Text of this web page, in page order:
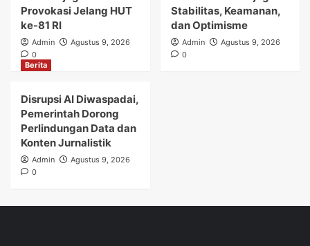
Provokasi Jelang HUT
ke-81 RI
Admin
Agustus 9, 2026
0
Stabilitas, Keamanan,
dan Optimisme
Admin
Agustus 9, 2026
0
Berita
Disrupsi AI Diwaspadai,
Pemerintah Dorong
Perlindungan Data dan
Konten Jurnalistik
Admin
Agustus 9, 2026
0